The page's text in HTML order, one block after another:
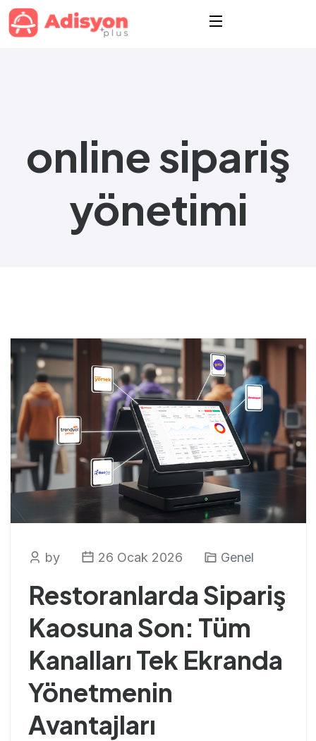
online sipariş
yönetimi
by 26 Ocak 2026 Genel
Restoranlarda Sipariş
Kaosuna Son: Tüm
Kanalları Tek Ekranda
Yönetmenin
Avantajları